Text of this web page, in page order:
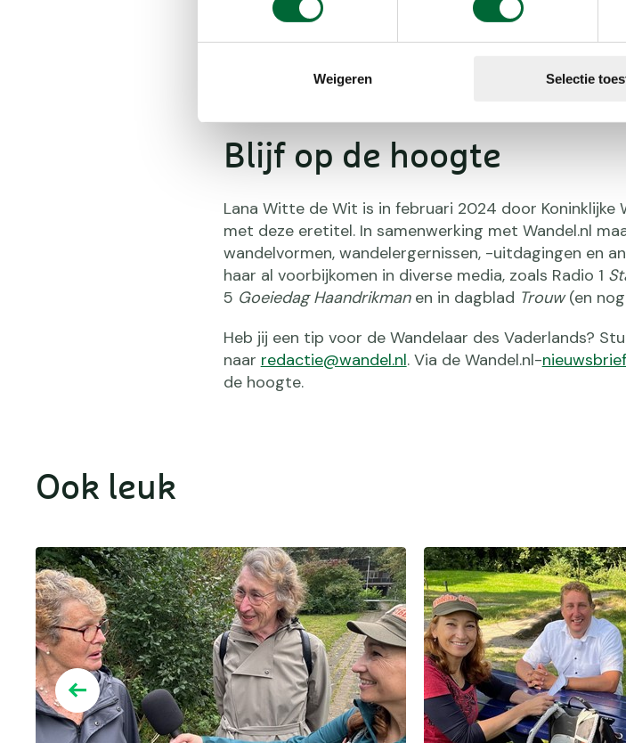
Weigeren Selectie
Komt de video hierboven niet in beeld? Accepteer dan
Blijf op de hoogte
Lana Witte de Wit is in februari 2024 door Koninklijke
met deze eretitel. In samenwerking met Wandel.nl
wandelvormen, wandelergernissen, -uitdagingen en
haar al voorbijkomen in diverse media, zoals Radio 1
5 Goeiedag Haandrikmanen in dagblad Trouw(en nog
Heb jij een tip voor de Wandelaar des Vaderlands?
naar redactie@wandel.nl. Via de Wandel.nl-nieuwsbrief
de hoogte.
Ook leuk